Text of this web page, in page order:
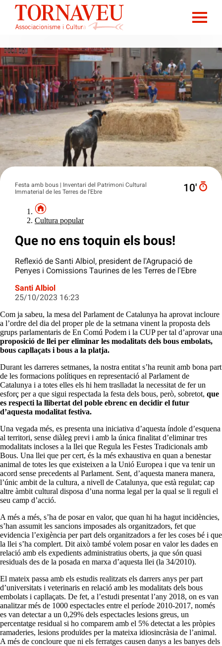
Festa amb bous | Inventari del Patrimoni Cultural
Immaterial de les Terres de l'Ebre
10′
Cultura popular
Que no ens toquin els bous!
Reflexió de Santi Albiol, president de l'Agrupació de
Penyes i Comissions Taurines de les Terres de l'Ebre
Santi Albiol
25/10/2023 16:23
Com ja sabeu, la mesa del Parlament de Catalunya ha aprovat incloure
a l’ordre del dia del proper ple de la setmana vinent la proposta dels
grups parlamentaris de En Comú Podem i la CUP per tal d’aprovar una
proposició de llei per eliminar les modalitats dels bous embolats,
bous capllaçats i bous a la platja.
Durant les darreres setmanes, la nostra entitat s’ha reunit amb bona part
de les formacions polítiques en representació al Parlament de
Catalunya i a totes elles els hi hem traslladat la necessitat de fer un
esforç per a que sigui respectada la festa dels bous, però, sobretot, que
es respecti la llibertat del poble ebrenc en decidir el futur
d’aquesta modalitat festiva.
Una vegada més, es presenta una iniciativa d’aquesta índole d’esquena
al territori, sense diàleg previ i amb la única finalitat d’eliminar tres
modalitats incloses a la llei que Regula les Festes Tradicionals amb
Bous. Una llei que per cert, és la més exhaustiva en quan a benestar
animal de totes les que existeixen a la Unió Europea i que va tenir un
acord sense precedents al Parlament. Sent, d’aquesta manera manera,
l’únic ambit de la cultura, a nivell de Catalunya, que està regulat; cap
altre àmbit cultural disposa d’una norma legal per la qual se li reguli el
seu camp d’acció.
A més a més, s’ha de posar en valor, que quan hi ha hagut incidències,
s’han assumit les sancions imposades als organitzadors, fet que
evidencia l’exigència per part dels organitzadors a fer les coses bé i que
la llei s’ha complert. Dit això també volem posar en valor les dades en
relació amb els expedients administratius oberts, ja que són quasi
residuals des de la posada en marxa d’aquesta llei (la 34/2010).
El mateix passa amb els estudis realitzats els darrers anys per part
d’universitats i veterinaris en relació amb les modalitats dels bous
embolats i capllaçats. De fet, a l’estudi presentat l’any 2018, on es van
analitzar més de 1000 espectacles entre el període 2010-2017, només
es van detectar a un 0,29% dels espectacles lesions greus, un
percentatge residual si ho comparem amb el 5% detectat a les pròpies
ramaderies, lesions produïdes per la mateixa idiosincràsia de l’animal.
A més de concloure que ni els ferratges causen danys a les banyes dels